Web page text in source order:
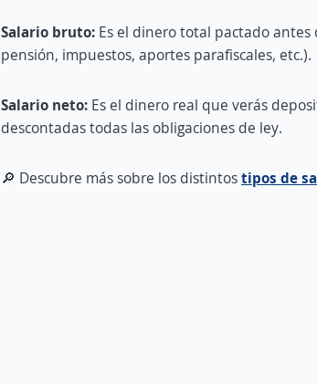
Salario bruto: Es el dinero total pactado antes
pensión, impuestos, aportes parafiscales, etc.).
Salario neto: Es el dinero real que verás
descontadas todas las obligaciones de ley.
🔎 Descubre más sobre los distintostipos de